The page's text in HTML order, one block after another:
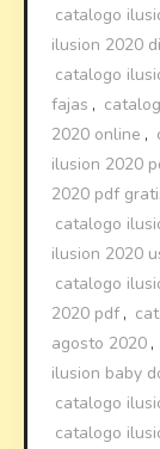
catalogo
ilusion 2020
catalogo
fajas ,
2020 online ,
ilusion 2020
2020 pdf
catalogo
ilusion 2020
catalogo
2020 pdf ,
agosto 2020 ,
ilusion baby
catalogo
catalogo